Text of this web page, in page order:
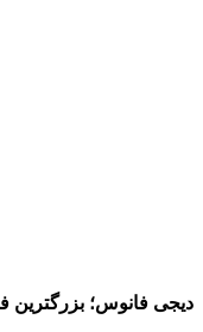
دیجی فانوس؛ بزرگترین